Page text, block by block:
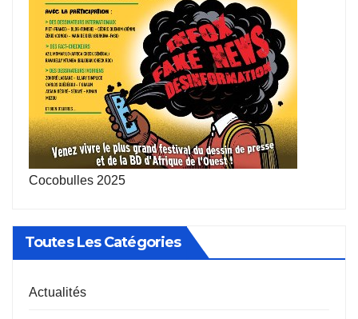
Cocobulles 2025
Toutes Les Catégories
Actualités